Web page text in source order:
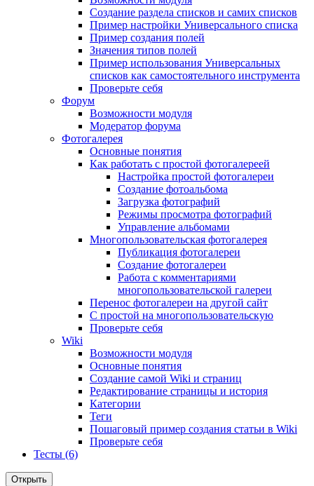
Создание раздела списков и самих списков
Пример настройки Универсального списка
Пример создания полей
Значения типов полей
Пример использования Универсальных
списков как самостоятельного инструмента
Проверьте себя
Форум
Возможности модуля
Модератор форума
Фотогалерея
Основные понятия
Как работать с простой фотогалереей
Настройка простой фотогалереи
Создание фотоальбома
Загрузка фотографий
Режимы просмотра фотографий
Управление альбомами
Многопользовательская фотогалерея
Публикация фотогалереи
Создание фотогалереи
Работа с комментариями
многопользовательской галереи
Перенос фотогалереи на другой сайт
С простой на многопользовательскую
Проверьте себя
Wiki
Возможности модуля
Основные понятия
Создание самой Wiki и страниц
Редактирование страницы и история
Категории
Теги
Пошаговый пример создания статьи в Wiki
Проверьте себя
Тесты (6)
Открыть